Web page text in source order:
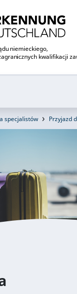
niemieckiego,
kwalifikacji
specjalistów Przyjazd